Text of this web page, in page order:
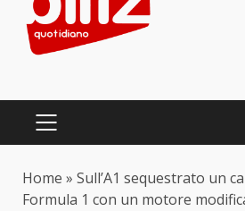
PRIMARY
Home » Sull’A1 sequestrato un
Formula 1 con un motore